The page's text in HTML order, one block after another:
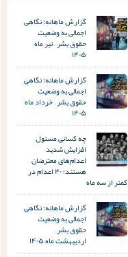
گزارش ماهانه؛ نگاهی
اجمالی به وضعیت
حقوق بشر – تیر ماه
۱۴۰۵
گزارش ماهانه؛ نگاهی
اجمالی به وضعیت
حقوق بشر – خرداد ماه
۱۴۰۵
چه کسانی مسئول
افزایش شدید
اعدام‌های معترضان
هستند؛ ۴۰ اعدام در
کمتر از سه ماه
گزارش ماهانه؛ نگاهی
اجمالی به وضعیت
حقوق بشر –
اردیبهشت ماه ۱۴۰۵